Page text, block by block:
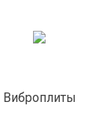
Виброплиты